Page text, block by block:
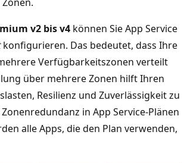
v2 bis v4 können Sie App Service
konfigurieren. Das bedeutet, dass Ihre
Verfügbarkeitszonen verteilt
über mehrere Zonen hilft Ihren
Resilienz und Zuverlässigkeit zu
in App Service-Plänen
alle Apps, die den Plan verwenden,